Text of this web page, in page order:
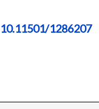
10.11501/1286207